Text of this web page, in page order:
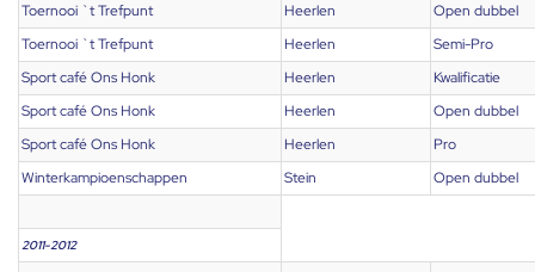
Toernooi `t Trefpunt
Heerlen
Open dubbel
Toernooi `t Trefpunt
Heerlen
Semi-Pro
Sport café Ons Honk
Heerlen
Kwalificatie
Sport café Ons Honk
Heerlen
Open dubbel
Sport café Ons Honk
Heerlen
Pro
Winterkampioenschappen
Stein Open dubbel
2011-2012